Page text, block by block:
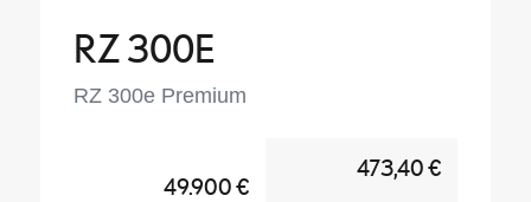
RZ 300E
RZ 300e Premium
49.900 €
473,40 €